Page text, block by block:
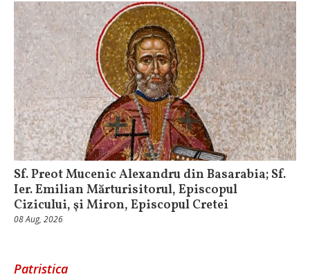
Sf. Preot Mucenic Alexandru din Basarabia; Sf.
Ier. Emilian Mărturisitorul, Episcopul
Cizicului, şi Miron, Episcopul Cretei
08 Aug, 2026
Patristica